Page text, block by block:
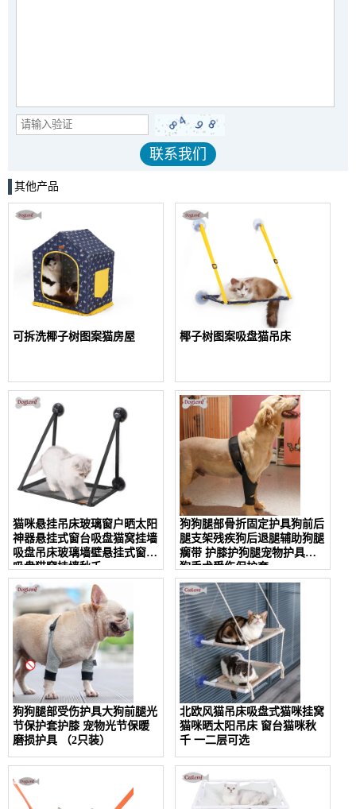
其他产品
可拆洗椰子树图案猫房屋 椰子树图案吸盘猫吊床
猫咪悬挂吊床玻璃窗户晒太阳
神器悬挂式窗台吸盘猫窝挂墙
吸盘吊床玻璃墙壁悬挂式窗台
吸盘猫窝挂墙秋千
狗狗腿部骨折固定护具狗前后
腿支架残疾狗后退腿辅助狗腿
瘸带 护膝护狗腿宠物护具狗
狗手术受伤保护套
狗狗腿部受伤护具大狗前腿光
节保护套护膝 宠物光节保暖
磨损护具 （2只装）
北欧风猫吊床吸盘式猫咪挂窝
猫咪晒太阳吊床 窗台猫咪秋
千 一二层可选